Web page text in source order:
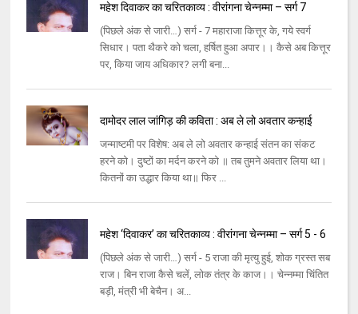
महेश दिवाकर का चरितकाव्य : वीरांगना चेन्नम्मा – सर्ग 7
(पिछले अंक से जारी…) सर्ग - 7 महाराजा कित्तूर के, गये स्वर्ग
सिधार। पता थैकरे को चला, हर्षित हुआ अपार।। कैसे अब कित्तूर
पर, किया जाय अधिकार? लगी बना...
दामोदर लाल जांगिड़ की कविता : अब ले लो अवतार कन्‍हाई
जन्माष्टमी पर विशेष: अब ले लो अवतार कन्‍हाई संतन का संकट
हरने को। दुष्‍टों का मर्दन करने को ॥ तब तुमने अवतार लिया था।
कितनों का उद्धार किया था॥ फिर ...
महेश ‘दिवाकर’ का चरितकाव्य : वीरांगना चेन्नम्मा – सर्ग 5 - 6
(पिछले अंक से जारी…) सर्ग - 5 राजा की मृत्यु हुई, शोक ग्रस्त सब
राज। बिन राजा कैसे चलें, लोक तंत्र के काज।। चेन्नम्मा चिंतित
बड़ी, मंत्री भी बेचैन। अ...